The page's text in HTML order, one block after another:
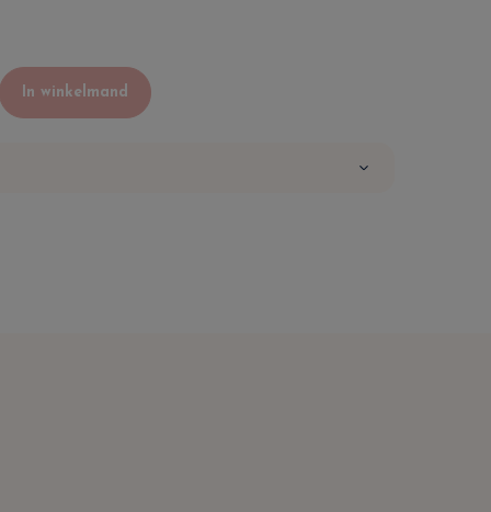
In winkelmand